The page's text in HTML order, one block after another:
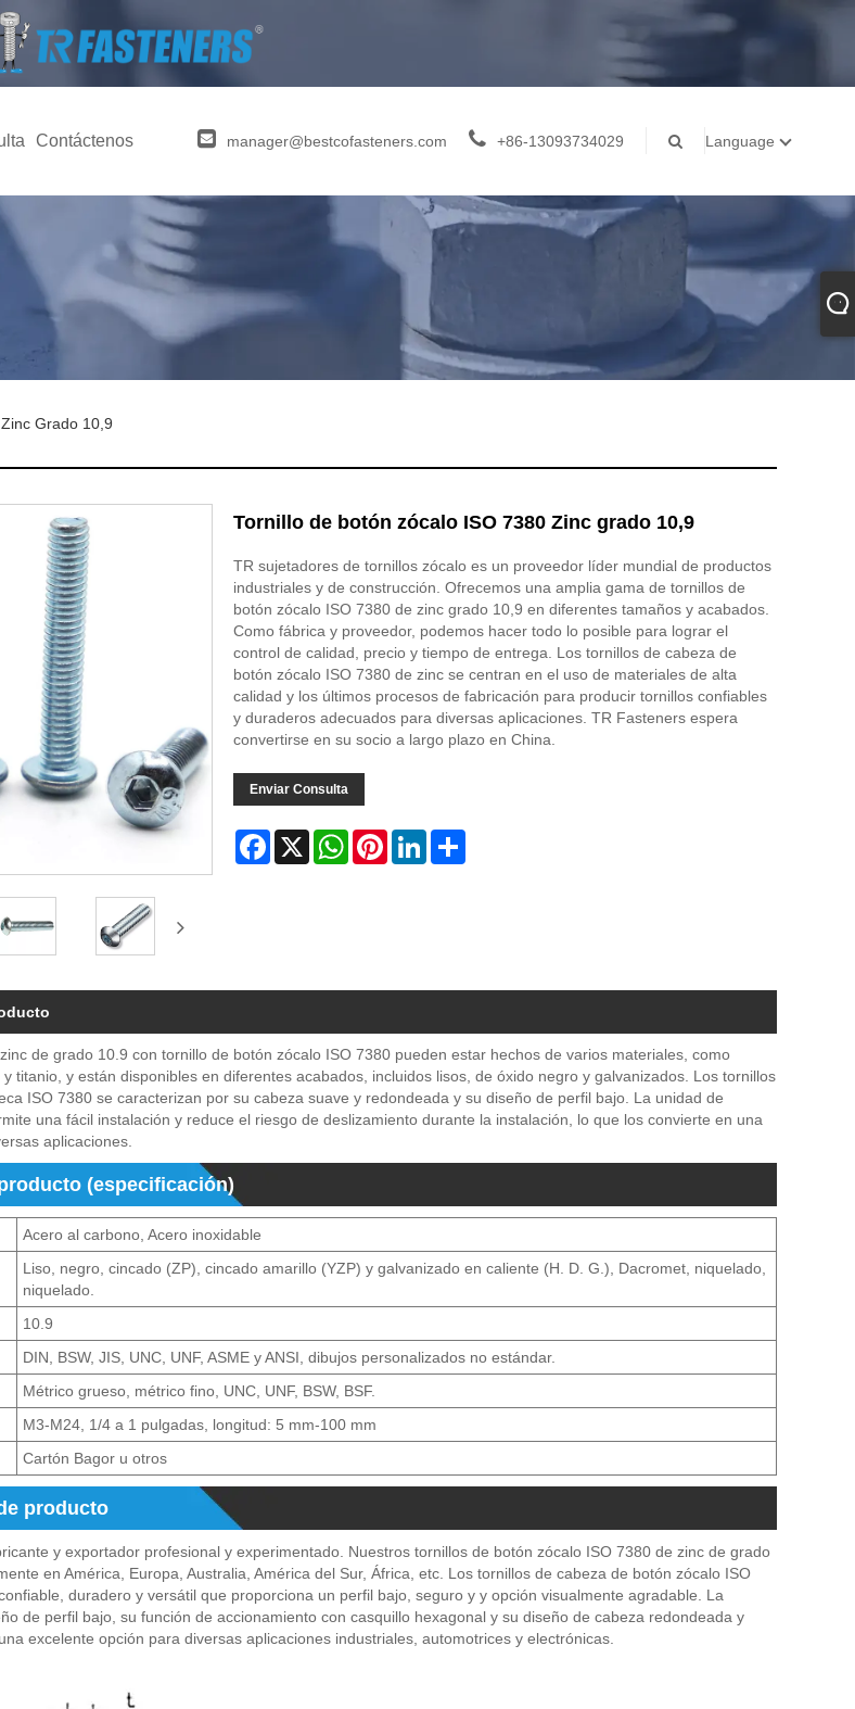
Contáctenos manager@bestcofasteners.com +86-13093734029 Language
Grado 10,9
Tornillo de botón zócalo ISO 7380 Zinc grado 10,9
TR sujetadores de tornillos zócalo es un proveedor líder mundial de productos
industriales y de construcción. Ofrecemos una amplia gama de tornillos de
botón zócalo ISO 7380 de zinc grado 10,9 en diferentes tamaños y acabados.
Como fábrica y proveedor, podemos hacer todo lo posible para lograr el
control de calidad, precio y tiempo de entrega. Los tornillos de cabeza de
botón zócalo ISO 7380 de zinc se centran en el uso de materiales de alta
calidad y los últimos procesos de fabricación para producir tornillos confiables
y duraderos adecuados para diversas aplicaciones. TR Fasteners espera
convertirse en su socio a largo plazo en China.
Enviar Consulta
Facebook
X WhatsAppPinterestLinkedInShare
de grado 10.9 con tornillo de botón zócalo ISO 7380 pueden estar hechos de varios materiales, como
titanio, y están disponibles en diferentes acabados, incluidos lisos, de óxido negro y galvanizados. Los tornillos
ISO 7380 se caracterizan por su cabeza suave y redondeada y su diseño de perfil bajo. La unidad de
una fácil instalación y reduce el riesgo de deslizamiento durante la instalación, lo que los convierte en una
aplicaciones.
(especificación)
Acero al carbono, Acero inoxidable
Liso, negro, cincado (ZP), cincado amarillo (YZP) y galvanizado en caliente (H. D. G.), Dacromet, niquelado,
niquelado.
10.9
DIN, BSW, JIS, UNC, UNF, ASME y ANSI, dibujos personalizados no estándar.
Métrico grueso, métrico fino, UNC, UNF, BSW, BSF.
M3-M24, 1/4 a 1 pulgadas, longitud: 5 mm-100 mm
Cartón Bagor u otros
producto
y exportador profesional y experimentado. Nuestros tornillos de botón zócalo ISO 7380 de zinc de grado
en América, Europa, Australia, América del Sur, África, etc. Los tornillos de cabeza de botón zócalo ISO
duradero y versátil que proporciona un perfil bajo, seguro y y opción visualmente agradable. La
de perfil bajo, su función de accionamiento con casquillo hexagonal y su diseño de cabeza redondeada y
excelente opción para diversas aplicaciones industriales, automotrices y electrónicas.